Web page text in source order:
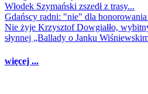
Włodek Szymański zszedł z trasy...
Gdańscy radni: "nie" dla
Nie żyje Krzysztof Dowgiałło,
słynnej „Ballady o Janku
więcej ...